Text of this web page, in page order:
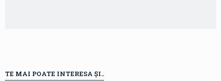
TE MAI POATE INTERESA ȘI..